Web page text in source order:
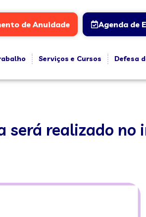
de Anuidade Agenda de
Serviços e Cursos
Defesa
será realizado no